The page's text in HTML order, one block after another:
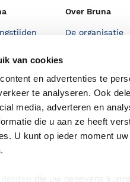
van cookies
en advertenties te
te analyseren. Ook
media, adverteren en
die u aan ze heeft
U kunt op ieder moment
.
die uw gegevens
Over Bruna
De organisatie
Ondernemer
De voordelen
Responsible
Statement